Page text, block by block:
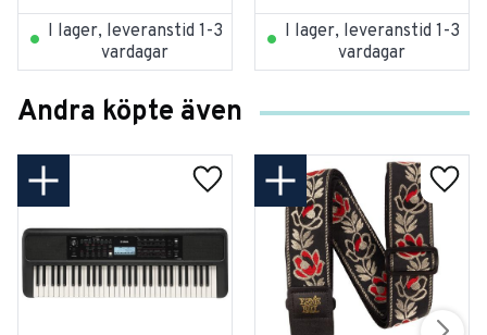
I lager, leveranstid 1-3
vardagar
I lager, leveranstid 1-3
vardagar
Andra köpte även